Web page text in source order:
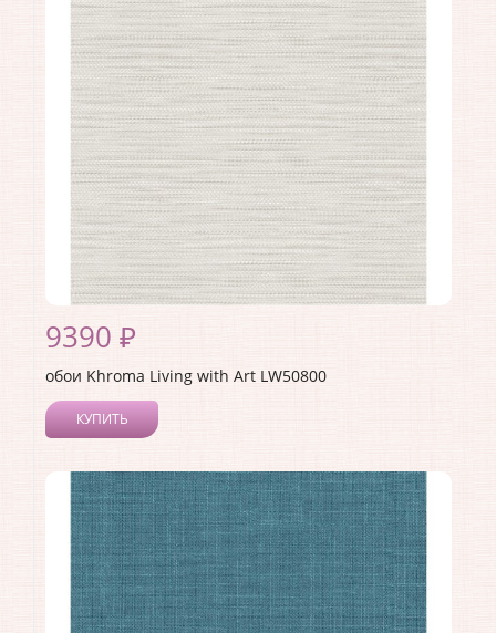
Материал покрытия: Акриловое
Страна:США
Материал основы:Бумага
Раппорт: 60
9390 ₽
обои Khroma Living with Art LW50800
КУПИТЬ
Коллекция:Living with Art
Длина рулона:8.23
Ширина рулона:0.68
Материал покрытия:Акриловое
Страна:США
Материал основы:Бумага
Раппорт:53